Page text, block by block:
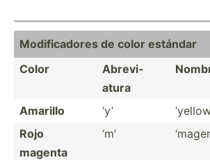
Modifi­cadores de color estándar
Color
Abrevi­
atura
Amarillo
‘y’
Rojo
magenta
‘m’